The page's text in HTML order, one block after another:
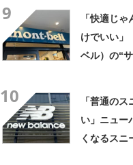
9
「快適じ
けでいい
ベル）の“
10
「普通の
い」ニュー
くなるス